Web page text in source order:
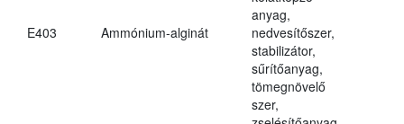
E403 Ammónium-alginát
anyag,
nedvesítőszer,
stabilizátor,
sűrítőanyag,
tömegnövelő
szer,